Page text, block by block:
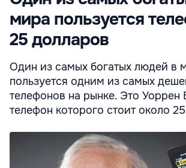
мира пользуется
25 долларов
Один из самых богатых людей в
пользуется одним из самых
телефонов на рынке. Это Уоррен
телефон которого стоит около